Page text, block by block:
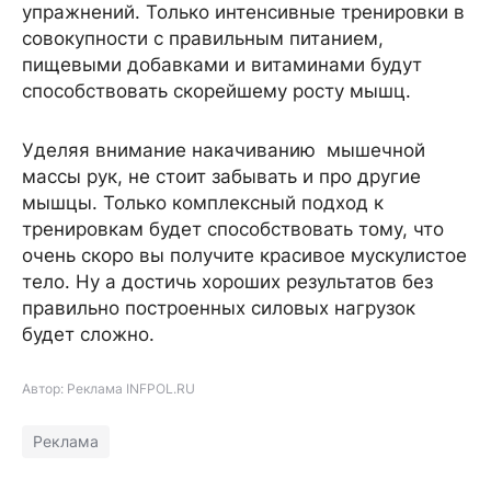
упражнений. Только интенсивные тренировки в
совокупности с правильным питанием,
пищевыми добавками и витаминами будут
способствовать скорейшему росту мышц.
Уделяя внимание накачиванию мышечной
массы рук, не стоит забывать и про другие
мышцы. Только комплексный подход к
тренировкам будет способствовать тому, что
очень скоро вы получите красивое мускулистое
тело. Ну а достичь хороших результатов без
правильно построенных силовых нагрузок
будет сложно.
Автор: Реклама INFPOL.RU
Реклама